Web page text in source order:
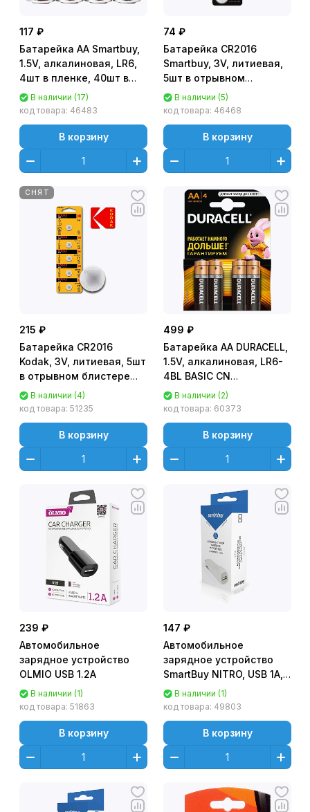
117 ₽
Батарейка AA Smartbuy,
1.5V, алкалиновая, LR6,
4шт в пленке, 40шт в
коробке [SBBA-2A40S] -
цена за 4 шт
В наличии (17)
код товара: 46483
В корзину
74 ₽
Батарейка CR2016
Smartbuy, 3V, литиевая,
5шт в отрывном
блистере [SBBL-2016-5B]
В наличии (5)
код товара: 46468
В корзину
СНЯТ
215 ₽
Батарейка CR2016
Kodak, 3V, литиевая, 5шт
в отрывном блистере
[CR2016-5BL]
В наличии (4)
код товара: 51235
В корзину
499 ₽
Батарейка AA DURACELL,
1.5V, алкалиновая, LR6-
4BL BASIC CN
(48/192/18816) - 4 шт в
блистере
В наличии (2)
код товара: 60373
В корзину
239 ₽
Автомобильное
зарядное устройство
OLMIO USB 1.2А
В наличии (1)
код товара: 51863
В корзину
147 ₽
Автомобильное
зарядное устройство
SmartBuy NITRO, USB 1А,
белое (SBP-1502)
В наличии (1)
код товара: 49803
В корзину